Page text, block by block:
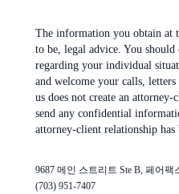
The information you obtain at
to be, legal advice. You
regarding your individual
and welcome your calls,
us does not create an
send any confidential
attorney-client relationship has
9687 메인 스트리트 Ste B, 페어팩
(703) 951-7407